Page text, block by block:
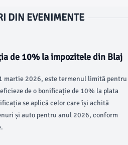
DIN EVENIMENTE
de 10% la impozitele din Blaj
martie 2026, este termenul limită pentru
de o bonificație de 10% la plata
se aplică celor care își achită
și auto pentru anul 2026, conform